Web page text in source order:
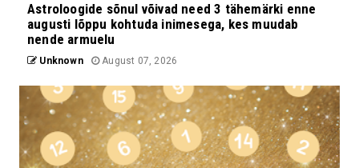
Astroloogide sõnul võivad need 3 tähemärki enne
augusti lõppu kohtuda inimesega, kes muudab
nende armuelu
Unknown August 07, 2026